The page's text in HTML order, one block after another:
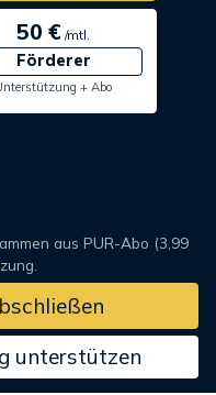
50 € /mtl.
Förderer
+ Abo
aus PUR-Abo (3,99
unterstützen